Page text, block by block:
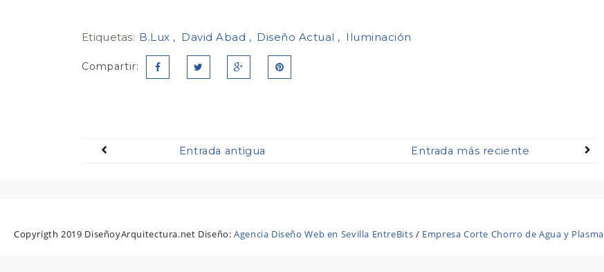
Etiquetas: B.Lux David Abad Diseño Actual Iluminación
Compartir:
Entrada más reciente
Entrada antigua
Copyrigth 2019 DiseñoyArquitectura.net Diseño:Agencia Diseño Web en Sevilla EntreBits / Empresa Corte Chorro de Agua y Plasma